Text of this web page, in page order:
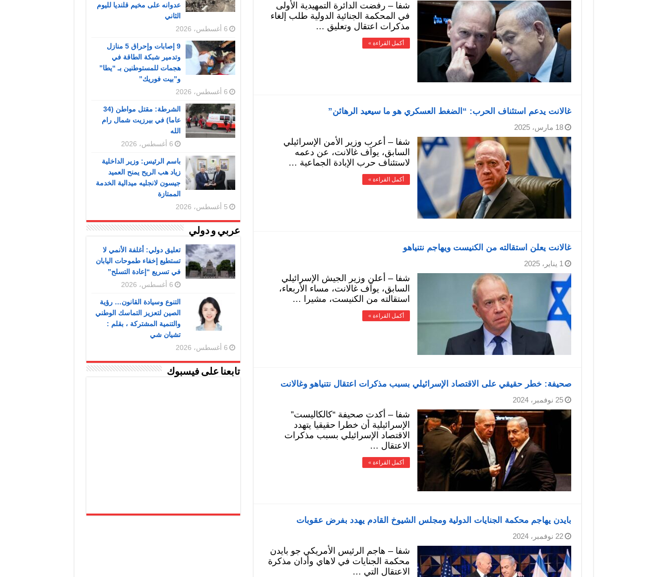
شفا – رفضت الدائرة التمهيدية الأولى
في المحكمة الجنائية الدولية طلب إلغاء
مذكرات اعتقال وتعليق …
أكمل القراءة »
غالانت يدعم استئناف الحرب: “الضغط العسكري هو ما سيعيد الرهائن”
18 مارس، 2025
شفا – أعرب وزير الأمن الإسرائيلي
السابق، يوآف غالانت، عن دعمه
لاستئناف حرب الإبادة الجماعية …
أكمل القراءة »
غالانت يعلن استقالته من الكنيست ويهاجم نتنياهو
1 يناير، 2025
شفا – أعلن وزير الجيش الإسرائيلي
السابق، يوآف غالانت، مساء الأربعاء،
استقالته من الكنيست، مشيرا …
أكمل القراءة »
صحيفة: خطر حقيقي على الاقتصاد الإسرائيلي بسبب مذكرات اعتقال نتنياهو وغالانت
25 نوفمبر، 2024
شفا – أكدت صحيفة “كالكاليست”
الإسرائيلية أن خطرا حقيقيا يتهدد
الاقتصاد الإسرائيلي بسبب مذكرات
الاعتقال …
أكمل القراءة »
بايدن يهاجم محكمة الجنايات الدولية ومجلس الشيوخ القادم يهدد بفرض عقوبات
22 نوفمبر، 2024
شفا – هاجم الرئيس الأمريكي جو بايدن
محكمة الجنايات في لاهاي وأدان مذكرة
الاعتقال التي …
عدوانه على مخيم قلنديا لليوم
الثاني
6 أغسطس، 2026
9 إصابات وإحراق 5 منازل
وتدمير شبكة الطاقة في
هجمات للمستوطنين بـ “يطا”
و”بيت فوريك”
6 أغسطس، 2026
الشرطة: مقتل مواطن (34
عاما) في بيرزيت شمال رام
الله
6 أغسطس، 2026
باسم الرئيس: وزير الداخلية
زياد هب الريح يمنح العميد
جيسون لانجليه ميدالية الخدمة
الممتازة
5 أغسطس، 2026
عربي و دولي
تعليق دولي: أغلفة الأنمي لا
تستطيع إخفاء طموحات اليابان
في تسريع “إعادة التسلح”
6 أغسطس، 2026
التنوع وسيادة القانون… رؤية
الصين لتعزيز التماسك الوطني
والتنمية المشتركة ، بقلم :
تشيان شي
6 أغسطس، 2026
تابعنا على فيسبوك